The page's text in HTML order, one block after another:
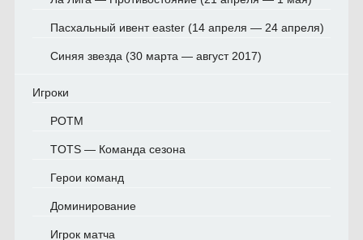
Пасхальный ивент easter (14 апреля — 24 апреля)
Синяя звезда (30 марта — август 2017)
Игроки
POTM
TOTS — Команда сезона
Герои команд
Доминирование
Игрок матча